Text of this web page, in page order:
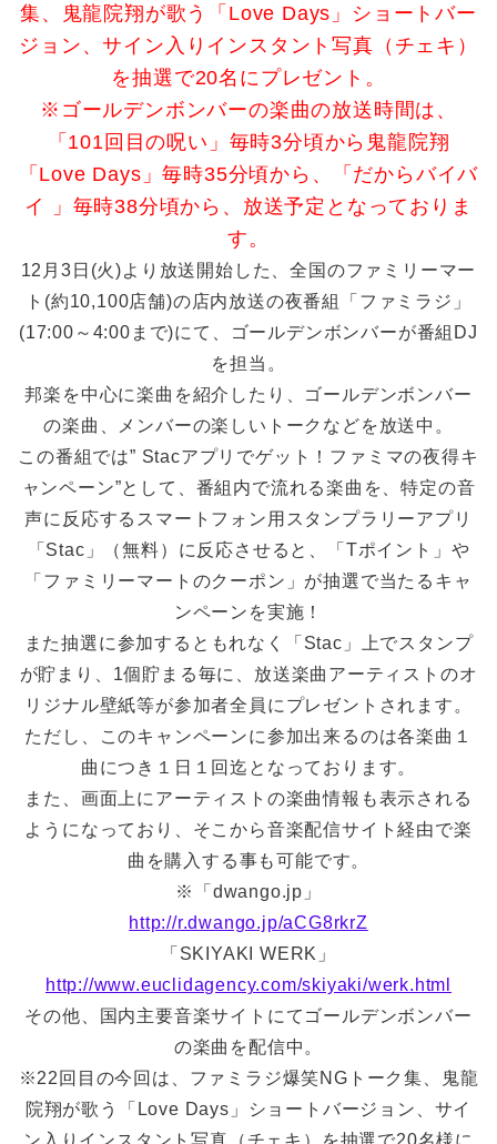
集、鬼龍院翔が歌う「Love Days」ショートバー
ジョン、サイン入りインスタント写真（チェキ）
を抽選で20名にプレゼント。
※ゴールデンボンバーの楽曲の放送時間は、
「101回目の呪い」毎時3分頃から鬼龍院翔
「Love Days」毎時35分頃から、「だからバイバ
イ 」毎時38分頃から、放送予定となっておりま
す。
12月3日(火)より放送開始した、全国のファミリーマー
ト(約10,100店舗)の店内放送の夜番組「ファミラジ」
(17:00～4:00まで)にて、ゴールデンボンバーが番組DJ
を担当。
邦楽を中心に楽曲を紹介したり、ゴールデンボンバー
の楽曲、メンバーの楽しいトークなどを放送中。
この番組では” Stacアプリでゲット！ファミマの夜得キ
ャンペーン”として、番組内で流れる楽曲を、特定の音
声に反応するスマートフォン用スタンプラリーアプリ
「Stac」（無料）に反応させると、「Tポイント」や
「ファミリーマートのクーポン」が抽選で当たるキャ
ンペーンを実施！
また抽選に参加するともれなく「Stac」上でスタンプ
が貯まり、1個貯まる毎に、放送楽曲アーティストのオ
リジナル壁紙等が参加者全員にプレゼントされます。
ただし、このキャンペーンに参加出来るのは各楽曲１
曲につき１日１回迄となっております。
また、画面上にアーティストの楽曲情報も表示される
ようになっており、そこから音楽配信サイト経由で楽
曲を購入する事も可能です。
※「dwango.jp」
http://r.dwango.jp/aCG8rkrZ
「SKIYAKI WERK」
http://www.euclidagency.com/skiyaki/werk.html
その他、国内主要音楽サイトにてゴールデンボンバー
の楽曲を配信中。
※22回目の今回は、ファミラジ爆笑NGトーク集、鬼龍
院翔が歌う「Love Days」ショートバージョン、サイ
ン入りインスタント写真（チェキ）を抽選で20名様に